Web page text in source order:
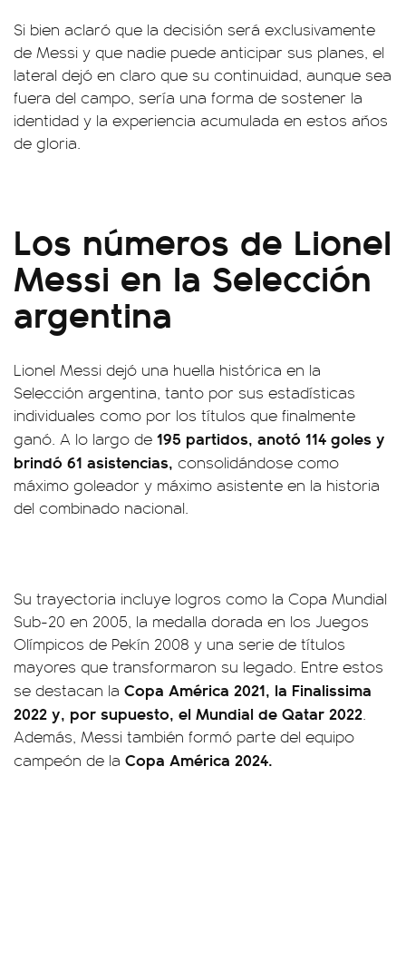
Si bien aclaró que la decisión será exclusivamente
de Messi y que nadie puede anticipar sus planes, el
lateral dejó en claro que su continuidad, aunque sea
fuera del campo, sería una forma de sostener la
identidad y la experiencia acumulada en estos años
de gloria.
Los números de Lionel
Messi en la Selección
argentina
Lionel Messi dejó una huella histórica en la
Selección argentina, tanto por sus estadísticas
individuales como por los títulos que finalmente
ganó. A lo largo de 195 partidos, anotó 114 goles y
brindó 61 asistencias, consolidándose como
máximo goleador y máximo asistente en la historia
del combinado nacional.
Su trayectoria incluye logros como la Copa Mundial
Sub-20 en 2005, la medalla dorada en los Juegos
Olímpicos de Pekín 2008 y una serie de títulos
mayores que transformaron su legado. Entre estos
se destacan la Copa América 2021, la Finalissima
2022 y, por supuesto, el Mundial de Qatar 2022.
Además, Messi también formó parte del equipo
campeón de la Copa América 2024.